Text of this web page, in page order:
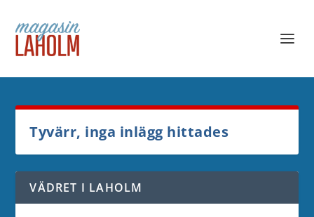
Tyvärr, inga inlägg hittades
VÄDRET I LAHOLM